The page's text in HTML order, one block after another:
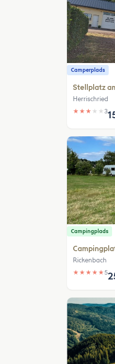
Camperplads
Stellplatz
Herrischried
★ ★ ★ ★ ★ 3
Campingplads
Rickenbach
★ ★ ★ ★ ★5